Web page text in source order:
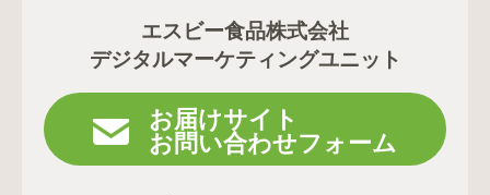
エスビー食品株式会社
デジタルマーケティングユニット
お届けサイト
お問い合わせフォーム